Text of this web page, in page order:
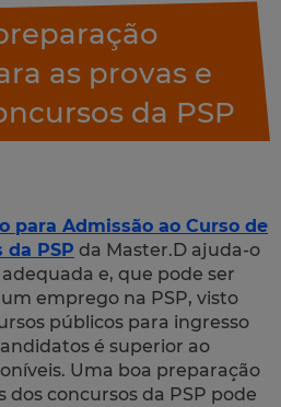
as provas e
da PSP
para Admissão ao Curso de
da PSP da Master.D ajuda-o
e, que pode ser
emprego na PSP, visto
públicos para ingresso
é superior ao
Uma boa preparação
dos concursos da PSP pode